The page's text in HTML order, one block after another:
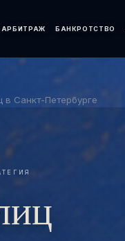
АРБИТРАЖ БАНКРОТСТВО
в Санкт-Петербурге